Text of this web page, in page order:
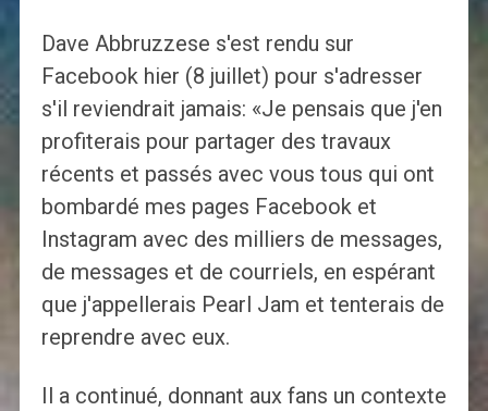
Dave Abbruzzese s'est rendu sur
Facebook hier (8 juillet) pour s'adresser
s'il reviendrait jamais: «Je pensais que j'en
profiterais pour partager des travaux
récents et passés avec vous tous qui ont
bombardé mes pages Facebook et
Instagram avec des milliers de messages,
de messages et de courriels, en espérant
que j'appellerais Pearl Jam et tenterais de
reprendre avec eux.
Il a continué, donnant aux fans un contexte